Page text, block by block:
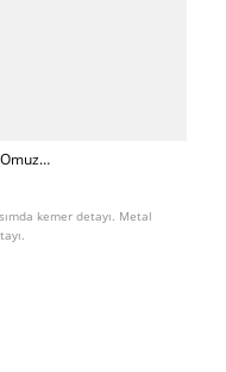
kemer detayı. Metal